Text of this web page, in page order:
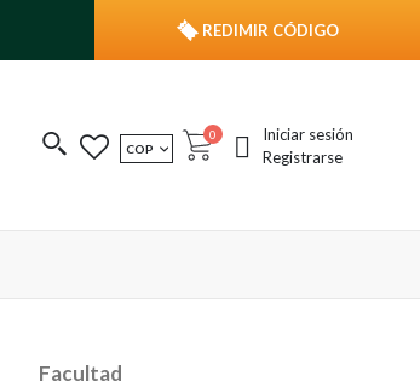
REDIMIR CÓDIGO
MONEDA
COP Cart
0 publicacionesIniciar sesión
Registrarse
Facultad